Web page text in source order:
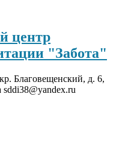
центр
"Забота"
Благовещенский, д. 6,